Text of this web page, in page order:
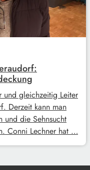
und gleichzeitig Leiter
Derzeit kann man
und die Sehnsucht
Conni Lechner hat …